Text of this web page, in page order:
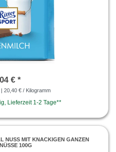
€ *
| 20,40 € / Kilogramm
Lieferzeit 1-2 Tage**
NUSS MIT KNACKIGEN GANZEN
100G